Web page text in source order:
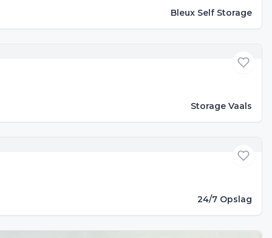
Bleux Self Storage
Storage Vaals
24/7 Opslag